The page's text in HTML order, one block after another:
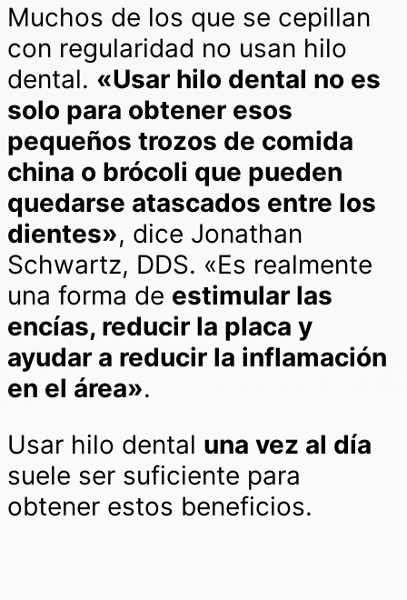
Muchos de los que se cepillan
con regularidad no usan hilo
dental. «Usar hilo dental no es
solo para obtener esos
pequeños trozos de comida
china o brócoli que pueden
quedarse atascados entre los
dientes», dice Jonathan
Schwartz, DDS. «Es realmente
una forma de estimular las
encías, reducir la placa y
ayudar a reducir la inflamación
en el área».
Usar hilo dental una vez al día
suele ser suficiente para
obtener estos beneficios.